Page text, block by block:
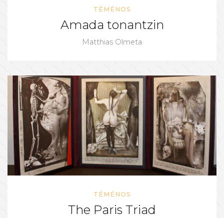
TÉMÉNOS
Amada tonantzin
Matthias Olmeta
TÉMÉNOS
The Paris Triad